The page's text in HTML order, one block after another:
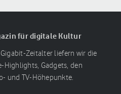
für digitale Kultur
Zeitalter liefern wir die
Highlights, Gadgets, den
und TV-Höhepunkte.